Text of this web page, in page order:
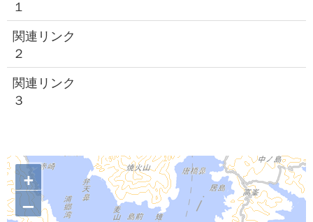
１
関連リンク
２
関連リンク
３
+
–